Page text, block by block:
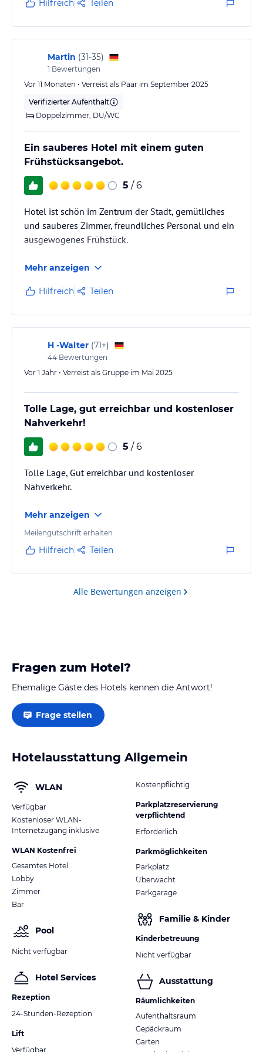
Hilfreich Teilen
Martin (31-35)
1 Bewertungen
Vor 11 Monaten • Verreist als Paar im September 2025
Verifizierter Aufenthalt
Doppelzimmer, DU/WC
Ein sauberes Hotel mit einem guten
Frühstücksangebot.
5 / 6
Hotel ist schön im Zentrum der Stadt, gemütliches
und sauberes Zimmer, freundliches Personal und ein
ausgewogenes Frühstück.
Mehr anzeigen
Hilfreich Teilen
H -Walter (71+)
44 Bewertungen
Vor 1 Jahr • Verreist als Gruppe im Mai 2025
Tolle Lage, gut erreichbar und kostenloser
Nahverkehr!
5 / 6
Tolle Lage, Gut erreichbar und kostenloser
Nahverkehr.
Mehr anzeigen
Meilengutschrift erhalten
Hilfreich Teilen
Alle Bewertungen anzeigen
Fragen zum Hotel?
Ehemalige Gäste des Hotels kennen die Antwort!
Frage stellen
Hotelausstattung Allgemein
WLAN
Verfügbar
Kostenloser WLAN-
Internetzugang inklusive
WLAN Kostenfrei
Gesamtes Hotel
Lobby
Zimmer
Bar
Pool
Nicht verfügbar
Hotel Services
Rezeption
24-Stunden-Rezeption
Lift
Verfügbar
Kostenpflichtig
Parkplatzreservierung
verpflichtend
Erforderlich
Parkmöglichkeiten
Parkplatz
Überwacht
Parkgarage
Familie & Kinder
Kinderbetreuung
Nicht verfügbar
Ausstattung
Räumlichkeiten
Aufenthaltsraum
Gepäckraum
Garten